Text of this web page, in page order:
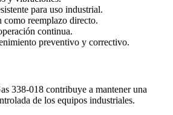
para uso industrial.
como reemplazo directo.
continua.
preventivo y correctivo.
338-018 contribuye a mantener una
de los equipos industriales.